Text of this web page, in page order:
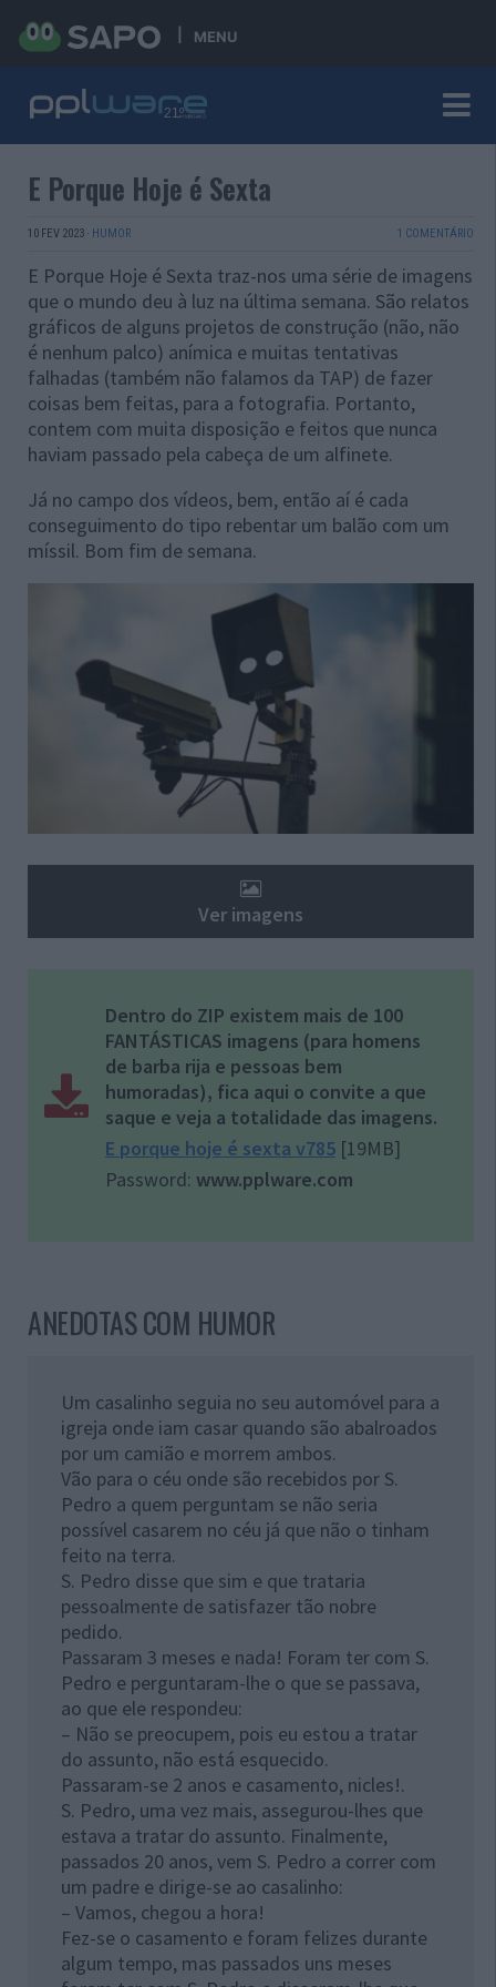
MENU
E Porque Hoje é Sexta
10 FEV 2023 · HUMOR 1 COMENTÁRIO
E Porque Hoje é Sexta traz-nos uma série de imagens
que o mundo deu à luz na última semana. São relatos
gráficos de alguns projetos de construção (não, não
é nenhum palco) anímica e muitas tentativas
falhadas (também não falamos da TAP) de fazer
coisas bem feitas, para a fotografia. Portanto,
contem com muita disposição e feitos que nunca
haviam passado pela cabeça de um alfinete.
Já no campo dos vídeos, bem, então aí é cada
conseguimento do tipo rebentar um balão com um
míssil. Bom fim de semana.
Ver imagens
Dentro do ZIP existem mais de 100
FANTÁSTICAS imagens (para homens
de barba rija e pessoas bem
humoradas), fica aqui o convite a que
saque e veja a totalidade das imagens.
E porque hoje é sexta v785 [19MB]
Password: www.pplware.com
ANEDOTAS COM HUMOR
Um casalinho seguia no seu automóvel para a
igreja onde iam casar quando são abalroados
por um camião e morrem ambos.
Vão para o céu onde são recebidos por S.
Pedro a quem perguntam se não seria
possível casarem no céu já que não o tinham
feito na terra.
S. Pedro disse que sim e que trataria
pessoalmente de satisfazer tão nobre
pedido.
Passaram 3 meses e nada! Foram ter com S.
Pedro e perguntaram-lhe o que se passava,
ao que ele respondeu:
– Não se preocupem, pois eu estou a tratar
do assunto, não está esquecido.
Passaram-se 2 anos e casamento, nicles!.
S. Pedro, uma vez mais, assegurou-lhes que
estava a tratar do assunto. Finalmente,
passados 20 anos, vem S. Pedro a correr com
um padre e dirige-se ao casalinho:
– Vamos, chegou a hora!
Fez-se o casamento e foram felizes durante
algum tempo, mas passados uns meses